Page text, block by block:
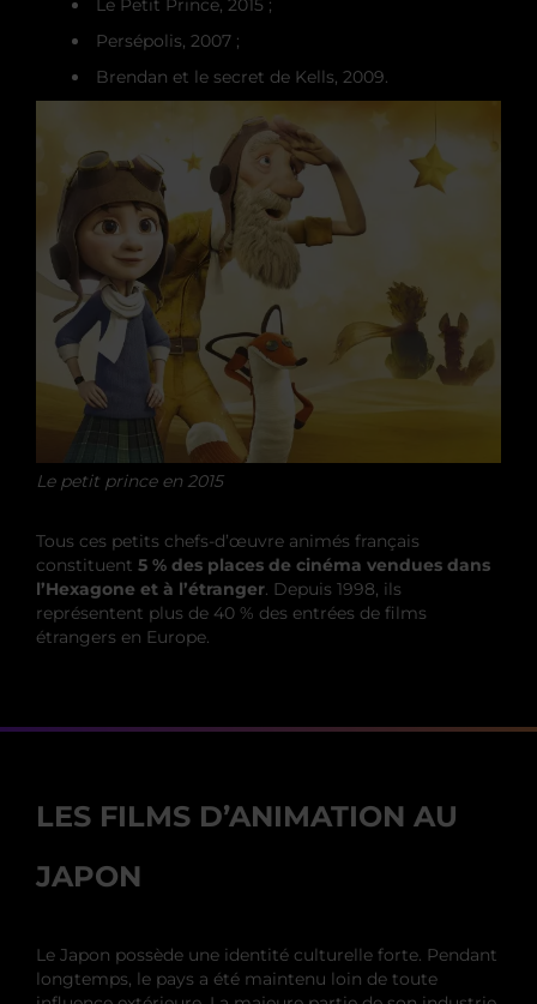
Le Petit Prince, 2015 ;
Persépolis, 2007 ;
Brendan et le secret de Kells, 2009.
Le petit prince en 2015
Tous ces petits chefs-d’œuvre animés français
constituent 5 % des places de cinéma vendues dans
l’Hexagone et à l’étranger. Depuis 1998, ils
représentent plus de 40 % des entrées de films
étrangers en Europe.
LES FILMS D’ANIMATION AU
JAPON
Le Japon possède une identité culturelle forte. Pendant
longtemps, le pays a été maintenu loin de toute